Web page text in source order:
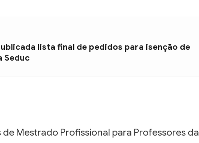
lista final de pedidos para isenção de
Seduc
Mestrado Profissional para Professores da